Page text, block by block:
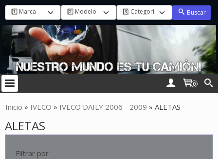
Buscar
0
Inicio » IVECO » IVECO DAILY 2006 - 2009 » ALETAS
ALETAS
Filtrar por